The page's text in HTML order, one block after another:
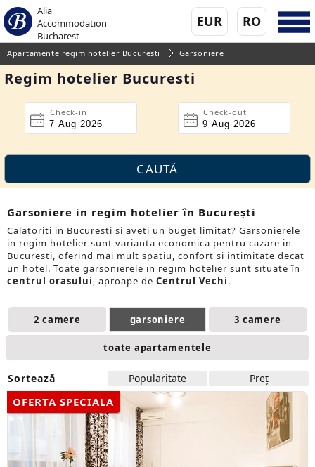
Alia
Accommodation
Bucharest
RO
EUR
Apartamente regim hotelier Bucuresti Garsoniere
Regim hotelier Bucuresti
Check-in Check-out
Garsoniere in regim hotelier în București
Calatoriti in Bucuresti si aveti un buget limitat? Garsonierele
in regim hotelier sunt varianta economica pentru cazare in
Bucuresti, oferind mai mult spatiu, confort si intimitate decat
un hotel. Toate garsonierele in regim hotelier sunt situate în
centrul orasului, aproape de Centrul Vechi.
2 camere garsoniere 3 camere
toate apartamentele
Sortează Popularitate Preţ
OFERTA SPECIALA